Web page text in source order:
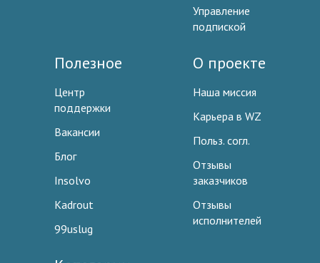
Управление
подпиской
Полезное
Центр
поддержки
Вакансии
Блог
Insolvo
Kadrout
99uslug
О проекте
Наша миссия
Карьера в WZ
Польз. согл.
Отзывы
заказчиков
Отзывы
исполнителей